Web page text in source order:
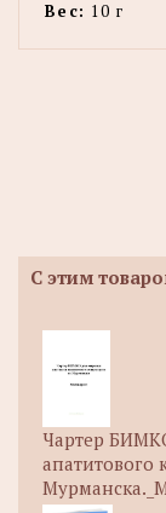
Вес: 10 г
С этим
Чартер
апатитового